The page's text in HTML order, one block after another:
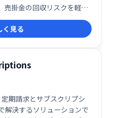
売掛金の回収リスクを軽減
ます。業務効率化と売上拡
を強力にサポートしま
く見る
期請求とサブスクリプシ
解決するソリューションで